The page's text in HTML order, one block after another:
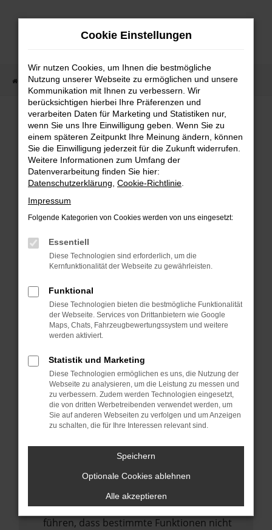
Zum
Startseite Fahrzeugangebote Fahrzeugmarkt
Fahrzeugmarkt
Fehler: Network Error
Beim Laden ist ein Fehler aufgetreten.
Hier sind ein paar Tipps, die dir helfen können:
Überprüfe deine Firewall und deine
Internetverbindung.
deine Suchmaschine?
Prüfe deine Browsererweiterungen.
Manche Erweiterungen, wie Werbeblocker,
können das Laden bestimmter Seiten
anderen Browser oder in einem privaten
Fenster?
Starte dein Gerät neu.
Das kann manchmal helfen,
vorübergehende Probleme zu beheben.
Stelle sicher, dass dein Browser und dein
Betriebssystem auf dem neuesten Stand
Veraltete Software birgt nicht nur ein
Sicherheitsrisiko, sondern kann auch dazu
führen, dass bestimmte Funktionen nicht
Cookie Einstellungen
Wir nutzen Cookies, um Ihnen die bestmögliche
Nutzung unserer Webseite zu ermöglichen und unsere
Kommunikation mit Ihnen zu verbessern. Wir
berücksichtigen hierbei Ihre Präferenzen und
verarbeiten Daten für Marketing und Statistiken nur,
wenn Sie uns Ihre Einwilligung geben. Wenn Sie zu
einem späteren Zeitpunkt Ihre Meinung ändern, können
Sie die Einwilligung jederzeit für die Zukunft widerrufen.
Weitere Informationen zum Umfang der
Datenverarbeitung finden Sie hier:
Datenschutzerklärung Cookie-Richtlinie
Impressum
Folgende Kategorien von Cookies werden von uns eingesetzt:
Essentiell
Diese Technologien sind erforderlich, um die
Kernfunktionalität der Webseite zu gewährleisten.
Funktional
Diese Technologien bieten die bestmögliche Funktionalität
der Webseite. Services von Drittanbietern wie Google
Maps, Chats, Fahrzeugbewertungssystem und weitere
werden aktiviert.
Statistik und Marketing
Diese Technologien ermöglichen es uns, die Nutzung der
Webseite zu analysieren, um die Leistung zu messen und
zu verbessern. Zudem werden Technologien eingesetzt,
die von dritten Werbetreibenden verwendet werden, um
Sie auf anderen Webseiten zu verfolgen und um Anzeigen
zu schalten, die für Ihre Interessen relevant sind.
Speichern
Optionale Cookies ablehnen
Alle akzeptieren